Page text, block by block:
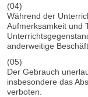
(04)
Während der
Aufmerksamkeit und
anderweitige
(05)
Der Gebrauch
insbesondere das
verboten.